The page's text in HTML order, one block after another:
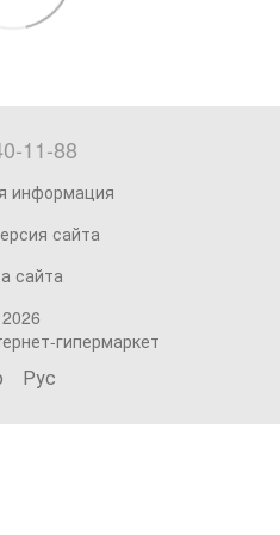
11-88
информация
сайта
сайта
гипермаркет
Рус